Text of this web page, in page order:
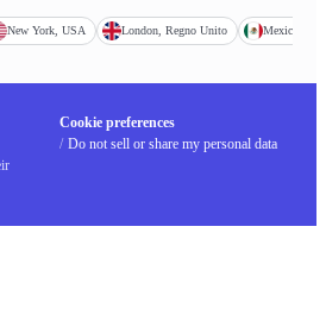
New York, USA London, Regno Unito Mexico
Cookie preferences
/ Do not sell or share my personal data